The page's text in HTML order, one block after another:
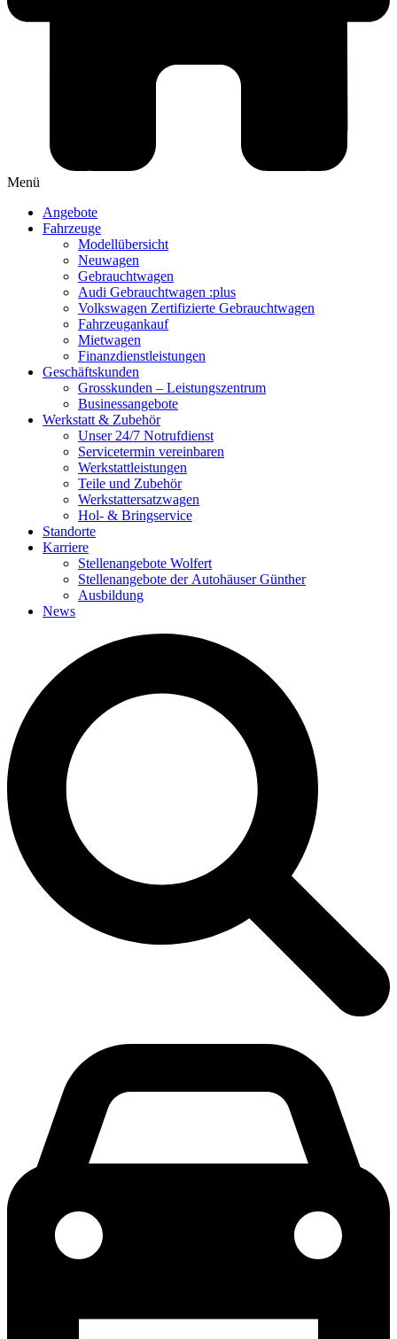
Menü
Angebote
Fahrzeuge
Modellübersicht
Neuwagen
Gebrauchtwagen
Audi Gebrauchtwagen :plus
Volkswagen Zertifizierte Gebrauchtwagen
Fahrzeugankauf
Mietwagen
Finanzdienstleistungen
Geschäftskunden
Grosskunden – Leistungszentrum
Businessangebote
Werkstatt & Zubehör
Unser 24/7 Notrufdienst
Servicetermin vereinbaren
Werkstattleistungen
Teile und Zubehör
Werkstattersatzwagen
Hol- & Bringservice
Standorte
Karriere
Stellenangebote Wolfert
Stellenangebote der Autohäuser Günther
Ausbildung
News